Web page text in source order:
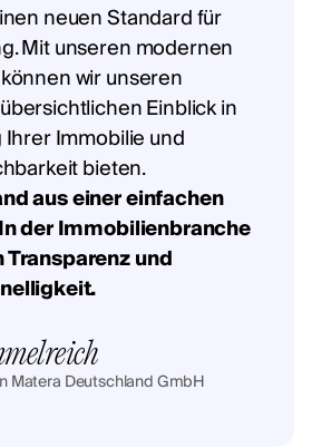
neuen Standard für
Mit unseren modernen
wir unseren
Einblick in
Immobilie und
bieten.
aus einer einfachen
der Immobilienbranche
und
Matera Deutschland GmbH